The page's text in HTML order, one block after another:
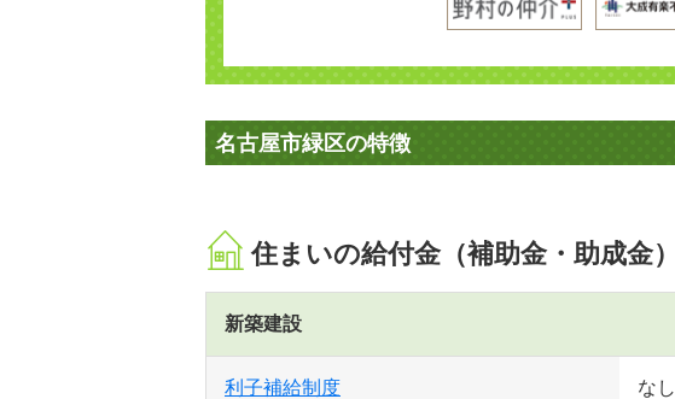
名古屋市緑区の特徴
住まいの給付金（補助金・助成金）
新築建設
利子補給制度 なし